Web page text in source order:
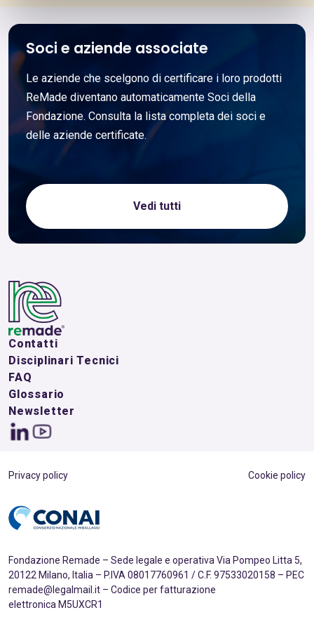
Soci e aziende associate
Le aziende che scelgono di certificare i loro prodotti
ReMade diventano automaticamente Soci della
Fondazione. Consulta la lista completa dei soci e
delle aziende certificate.
Vedi tutti
Contatti
Disciplinari Tecnici
FAQ
Glossario
Newsletter
Privacy policy Cookie policy
Fondazione Remade – Sede legale e operativa Via Pompeo Litta 5,
20122 Milano, Italia – P.IVA 08017760961 / C.F. 97533020158 – PEC
remade@legalmail.it – Codice per fatturazione
elettronica M5UXCR1